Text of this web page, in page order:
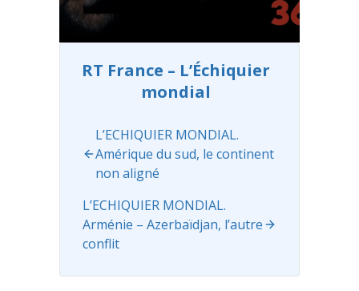
000 comptes
Read more
printemps et
des étés, et
l’on se
demande
nous
souhaitent ...
Read more
RT France – L’Échiquier
mondial
L’ECHIQUIER MONDIAL.
Amérique du sud, le continent
non aligné
L’ECHIQUIER MONDIAL.
Arménie – Azerbaïdjan, l’autre
conflit